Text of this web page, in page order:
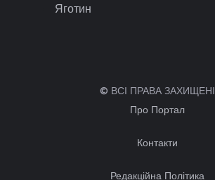
Яготин
© ВСІ ПРАВА ЗАХИЩЕНІ
Про Портал
Контакти
Редакційна Політика